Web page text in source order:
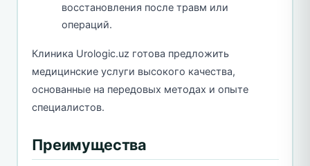
восстановления после травм или
операций.
Клиника Urologic.uz готова предложить
медицинские услуги высокого качества,
основанные на передовых методах и опыте
специалистов.
Преимущества